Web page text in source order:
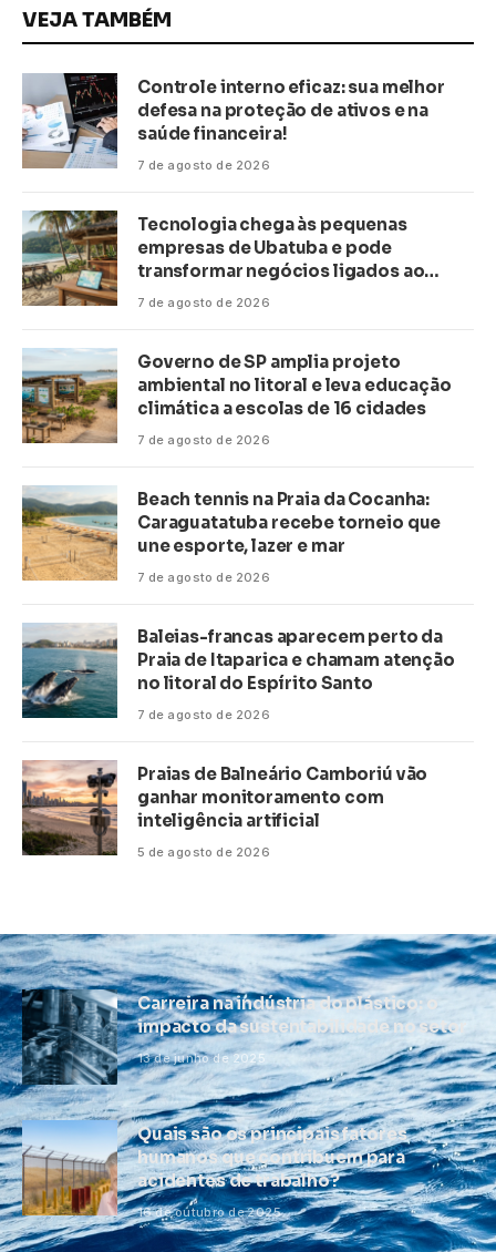
VEJA TAMBÉM
Controle interno eficaz: sua melhor
defesa na proteção de ativos e na
saúde financeira!
7 de agosto de 2026
Tecnologia chega às pequenas
empresas de Ubatuba e pode
transformar negócios ligados ao
turismo no litoral
7 de agosto de 2026
Governo de SP amplia projeto
ambiental no litoral e leva educação
climática a escolas de 16 cidades
7 de agosto de 2026
Beach tennis na Praia da Cocanha:
Caraguatatuba recebe torneio que
une esporte, lazer e mar
7 de agosto de 2026
Baleias-francas aparecem perto da
Praia de Itaparica e chamam atenção
no litoral do Espírito Santo
7 de agosto de 2026
Praias de Balneário Camboriú vão
ganhar monitoramento com
inteligência artificial
5 de agosto de 2026
Carreira na indústria do plástico: o
impacto da sustentabilidade no setor
13 de junho de 2025
Quais são os principais fatores
humanos que contribuem para
acidentes de trabalho?
16 de outubro de 2025